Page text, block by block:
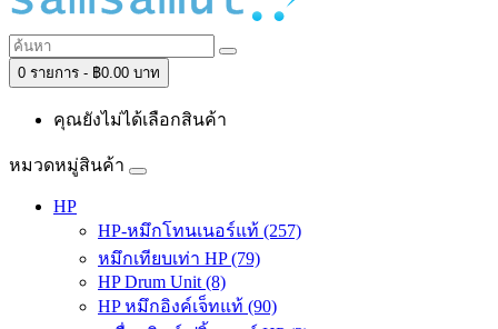
0 รายการ - ฿0.00 บาท
คุณยังไม่ได้เลือกสินค้า
หมวดหมู่สินค้า
HP
HP-หมึกโทนเนอร์แท้ (257)
หมึกเทียบเท่า HP (79)
HP Drum Unit (8)
HP หมึกอิงค์เจ็ทแท้ (90)